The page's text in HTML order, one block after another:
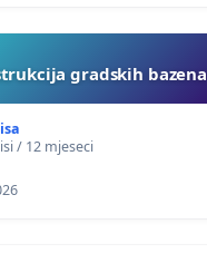
gradskih bazena
/ 12 mjeseci